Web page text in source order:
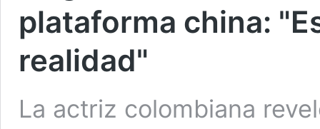
plataforma china:
realidad"
La actriz colombiana